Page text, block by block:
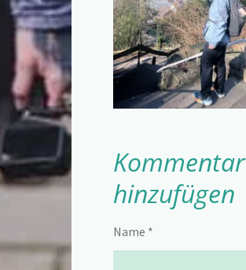
Kommentar
hinzufügen
Name *